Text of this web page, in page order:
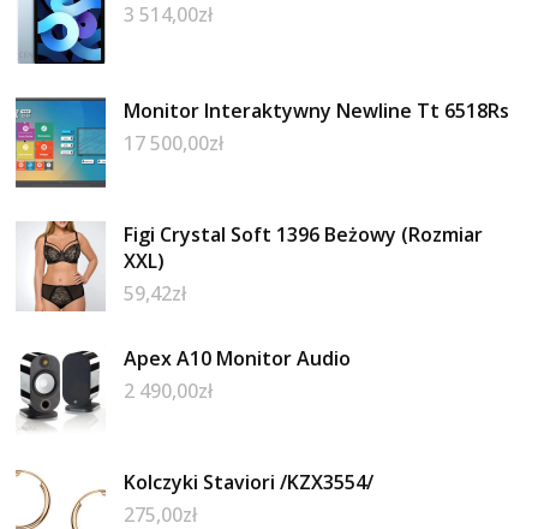
3 514,00zł
Monitor Interaktywny Newline Tt 6518Rs
17 500,00zł
Figi Crystal Soft 1396 Beżowy (Rozmiar
XXL)
59,42zł
Apex A10 Monitor Audio
2 490,00zł
Kolczyki Staviori /KZX3554/
275,00zł